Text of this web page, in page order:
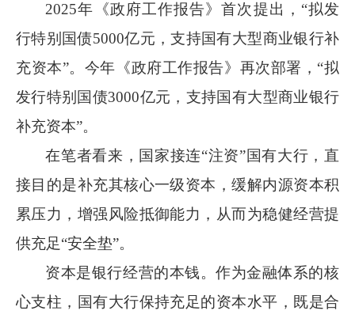
2025年《政府工作报告》首次提出，“拟发
行特别国债5000亿元，支持国有大型商业银行补
充资本”。今年《政府工作报告》再次部署，“拟
发行特别国债3000亿元，支持国有大型商业银行
补充资本”。
在笔者看来，国家接连“注资”国有大行，直
接目的是补充其核心一级资本，缓解内源资本积
累压力，增强风险抵御能力，从而为稳健经营提
供充足“安全垫”。
资本是银行经营的本钱。作为金融体系的核
心支柱，国有大行保持充足的资本水平，既是合